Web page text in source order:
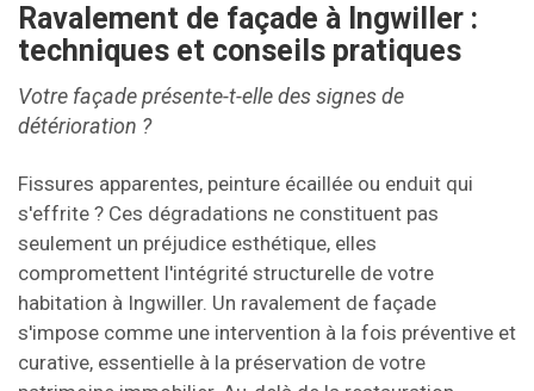
Ravalement de façade à Ingwiller :
techniques et conseils pratiques
Votre façade présente-t-elle des signes de
détérioration ?
Fissures apparentes, peinture écaillée ou enduit qui
s'effrite ? Ces dégradations ne constituent pas
seulement un préjudice esthétique, elles
compromettent l'intégrité structurelle de votre
habitation à Ingwiller. Un ravalement de façade
s'impose comme une intervention à la fois préventive et
curative, essentielle à la préservation de votre